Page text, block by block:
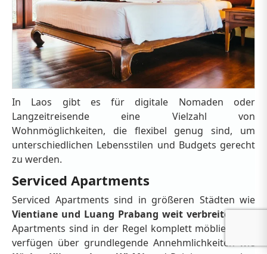
In Laos gibt es für digitale Nomaden oder
Langzeitreisende eine Vielzahl von
Wohnmöglichkeiten, die flexibel genug sind, um
unterschiedlichen Lebensstilen und Budgets gerecht
zu werden.
Serviced Apartments
Serviced Apartments sind in größeren Städten wie
Vientiane und Luang Prabang weit verbreitet.Die
Apartments sind in der Regel komplett möbliert und
verfügen über grundlegende Annehmlichkeiten wie